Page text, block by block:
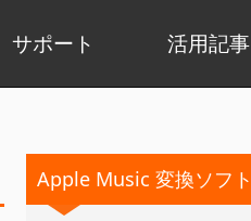
サポート 活用記事
Apple Music 変換ソフト